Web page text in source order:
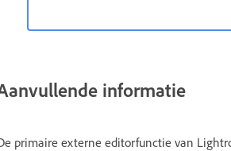
informatie
primaire externe editorfunctie van